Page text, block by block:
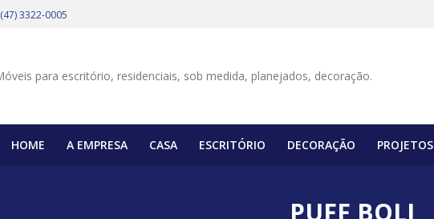
(47) 3322-0005
HOME A EMPRESA CASA ESCRITÓRIO DECORAÇÃO PROJETOS
PUFF BOLI